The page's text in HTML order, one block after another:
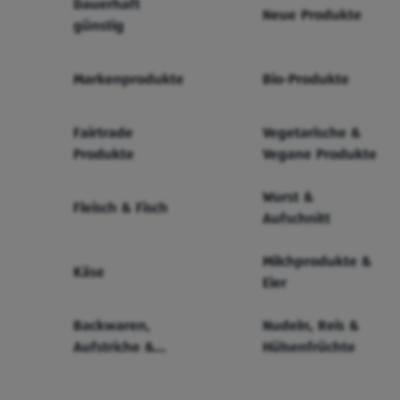
günstig
Neue Produkte
Markenprodukte Bio-Produkte
Fairtrade
Produkte
Vegetarische &
Vegane Produkte
Fleisch & Fisch
Wurst &
Aufschnitt
Käse
Milchprodukte &
Eier
Backwaren,
Aufstriche &
Nudeln, Reis &
Hülsenfrüchte